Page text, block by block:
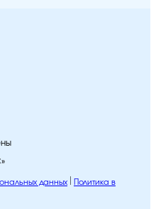
данных
Политика в